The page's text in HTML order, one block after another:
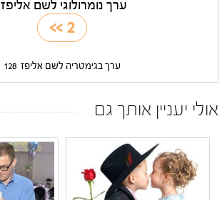
ערך נומרולוגי לשם אליפז
2
>>
ערך בגימטריה לשם אליפז 128
אולי יעניין אותך גם